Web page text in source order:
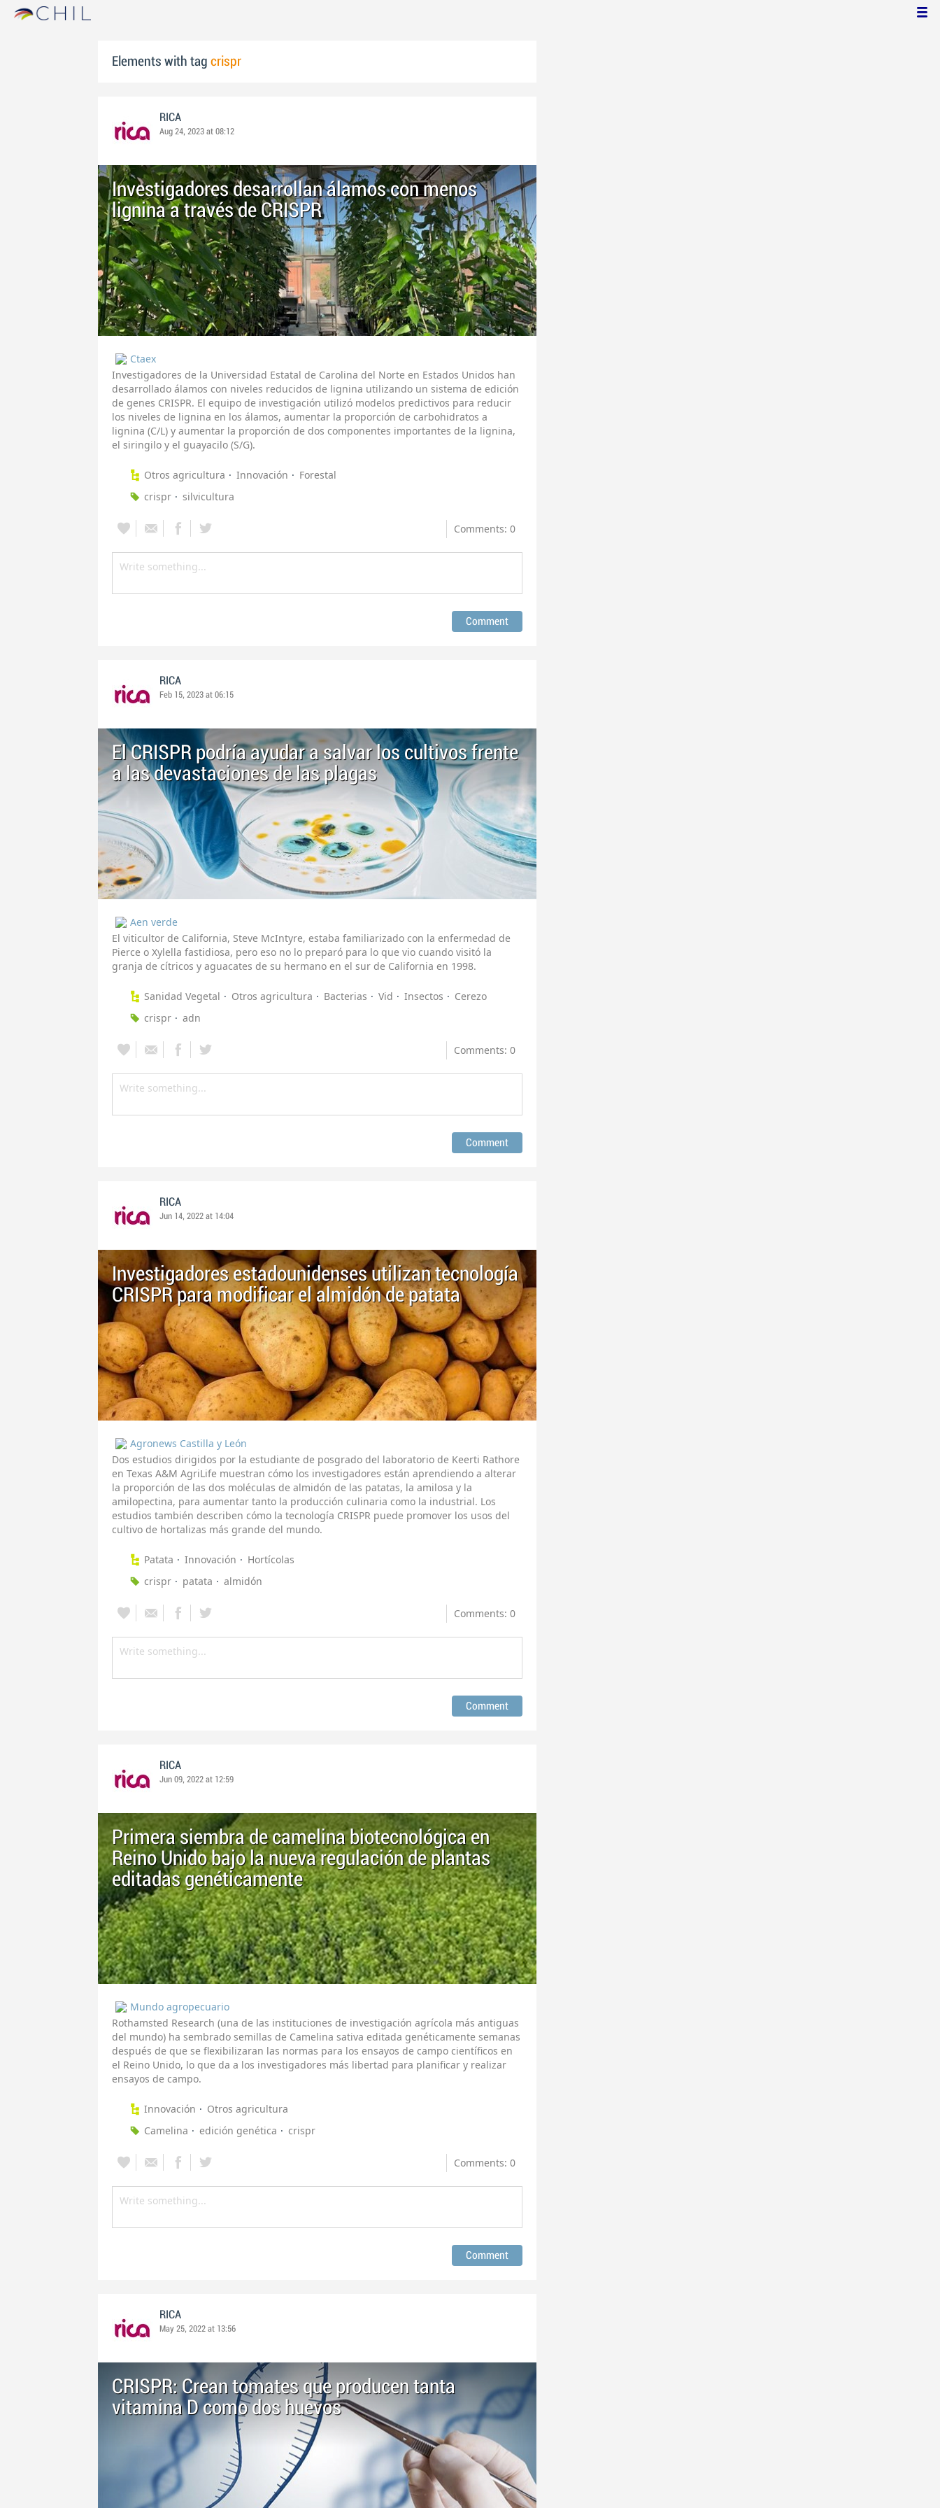
Elements with tag crispr
RICA
Aug 24, 2023 at 08:12
Investigadores desarrollan álamos con menos
lignina a través de CRISPR
Ctaex
Investigadores de la Universidad Estatal de Carolina del Norte en Estados Unidos han
desarrollado álamos con niveles reducidos de lignina utilizando un sistema de edición
de genes CRISPR. El equipo de investigación utilizó modelos predictivos para reducir
los niveles de lignina en los álamos, aumentar la proporción de carbohidratos a
lignina (C/L) y aumentar la proporción de dos componentes importantes de la lignina,
el siringilo y el guayacilo (S/G).
Otros agricultura Innovación
Forestal
crispr
silvicultura
Comments: 0
RICA
Feb 15, 2023 at 06:15
El CRISPR podría ayudar a salvar los cultivos frente
a las devastaciones de las plagas
Aen verde
El viticultor de California, Steve McIntyre, estaba familiarizado con la enfermedad de
Pierce o Xylella fastidiosa, pero eso no lo preparó para lo que vio cuando visitó la
granja de cítricos y aguacates de su hermano en el sur de California en 1998.
Sanidad Vegetal Otros agricultura Bacterias Vid Insectos
Cerezo
crispr
adn
Comments: 0
RICA
Jun 14, 2022 at 14:04
Investigadores estadounidenses utilizan tecnología
CRISPR para modificar el almidón de patata
Agronews Castilla y León
Dos estudios dirigidos por la estudiante de posgrado del laboratorio de Keerti Rathore
en Texas A&M AgriLife muestran cómo los investigadores están aprendiendo a alterar
la proporción de las dos moléculas de almidón de las patatas, la amilosa y la
amilopectina, para aumentar tanto la producción culinaria como la industrial. Los
estudios también describen cómo la tecnología CRISPR puede promover los usos del
cultivo de hortalizas más grande del mundo.
Patata Innovación
Hortícolas
crispr
patata almidón
Comments: 0
RICA
Jun 09, 2022 at 12:59
Primera siembra de camelina biotecnológica en
Reino Unido bajo la nueva regulación de plantas
editadas genéticamente
Mundo agropecuario
Rothamsted Research (una de las instituciones de investigación agrícola más antiguas
del mundo) ha sembrado semillas de Camelina sativa editada genéticamente semanas
después de que se flexibilizaran las normas para los ensayos de campo científicos en
el Reino Unido, lo que da a los investigadores más libertad para planificar y realizar
ensayos de campo.
Innovación
Otros agricultura
Camelina
edición genética crispr
Comments: 0
RICA
May 25, 2022 at 13:56
CRISPR: Crean tomates que producen tanta
vitamina D como dos huevos